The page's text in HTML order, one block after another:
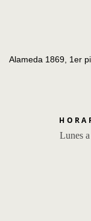
Alameda 1869, 1er
Lunes